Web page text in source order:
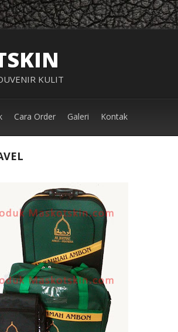
KULIT
Cara Order Galeri Kontak